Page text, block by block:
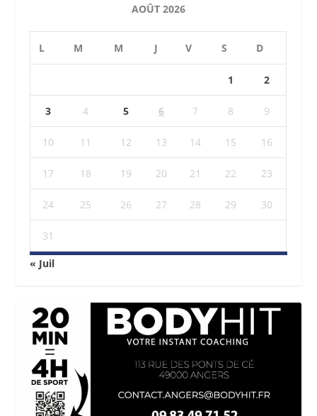
AOÛT 2026
L M M J V S D
1 2
3 4 5 6 7 8 9
10 11 12 13 14 15 16
17 18 19 20 21 22 23
24 25 26 27 28 29 30
31
« Juil